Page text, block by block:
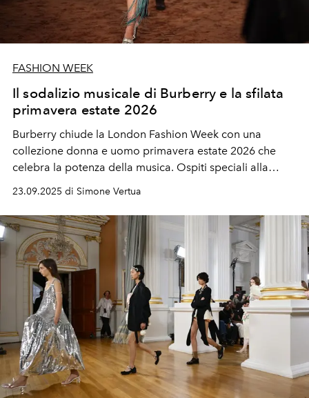
FASHION WEEK
Il sodalizio musicale di Burberry e la sfilata
primavera estate 2026
Burberry chiude la London Fashion Week con una
collezione donna e uomo primavera estate 2026 che
celebra la potenza della musica. Ospiti speciali alla
sfilata Mr. Elton John, Jonathan Bailey, Naomi Campbell,
23.09.2025 di Simone Vertua